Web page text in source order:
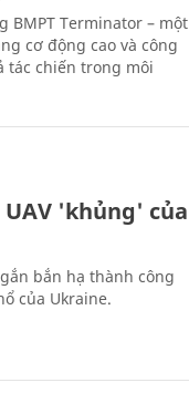
BMPT Terminator – một
cơ động cao và công
tác chiến trong môi
'khủng' của
bắn hạ thành công
của Ukraine.